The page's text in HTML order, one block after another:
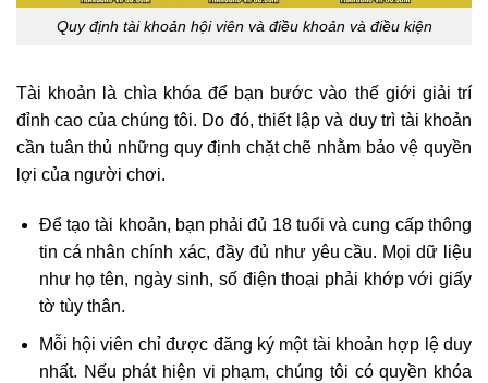
Quy định tài khoản hội viên và điều khoản và điều kiện
Tài khoản là chìa khóa để bạn bước vào thế giới giải trí
đỉnh cao của chúng tôi. Do đó, thiết lập và duy trì tài khoản
cần tuân thủ những quy định chặt chẽ nhằm bảo vệ quyền
lợi của người chơi.
Để tạo tài khoản, bạn phải đủ 18 tuổi và cung cấp thông
tin cá nhân chính xác, đầy đủ như yêu cầu. Mọi dữ liệu
như họ tên, ngày sinh, số điện thoại phải khớp với giấy
tờ tùy thân.
Mỗi hội viên chỉ được đăng ký một tài khoản hợp lệ duy
nhất. Nếu phát hiện vi phạm, chúng tôi có quyền khóa